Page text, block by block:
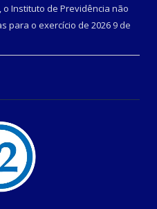
Instituto de Previdência não
para o exercício de 2026 9 de